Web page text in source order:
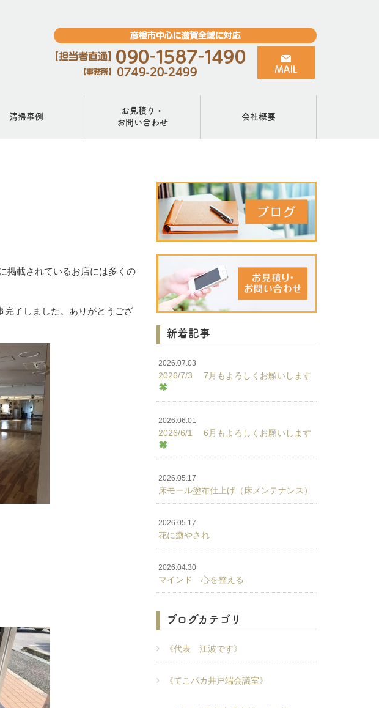
清掃事例
お見積り・
お問い合わせ
会社概要
掲載されているお店には多くの
完了しました。ありがとうござ
新着記事
2026.07.03
2026/7/3 7月もよろしくお願いします
2026.06.01
2026/6/1 6月もよろしくお願いします
2026.05.17
床モール塗布仕上げ（床メンテナンス）
2026.05.17
花に癒やされ
2026.04.30
マインド 心を整える
ブログカテゴリ
《代表 江波です》
《てこパカ井戸端会議室》